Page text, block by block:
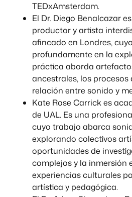
TEDxAmsterdam.
El Dr. Diego Benalcazar
productor y artista
afincado en Londres,
profundamente en la
práctica aborda
ancestrales, los procesos
relación entre sonido y
Kate Rose Carrick es
de UAL. Es una
cuyo trabajo abarca
explorando colectivos
oportunidades de
complejos y la inmersión
experiencias culturales
artística y pedagógica.